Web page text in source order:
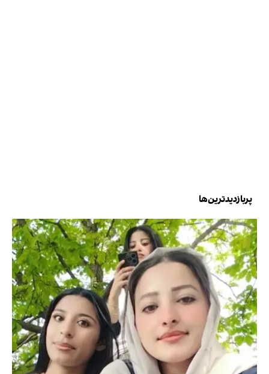
پربازدیدترین‌ها